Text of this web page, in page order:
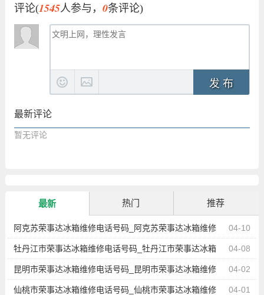
评论(1545人参与， 0条评论)
发 布
最新评论
暂无评论
最新 热门 推荐
04-10
阿克苏荣事达冰箱维修电话号码_阿克苏荣事达冰箱维修
点地址查询 04-08
牡丹江市荣事达冰箱维修电话号码_牡丹江市荣事达冰箱
维修点地址查询 04-02
昆明市荣事达冰箱维修电话号码_昆明市荣事达冰箱维修
点地址查询 04-01
仙桃市荣事达冰箱维修电话号码_仙桃市荣事达冰箱维修